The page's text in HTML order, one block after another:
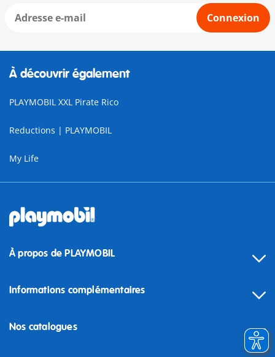
Connexion
À découvrir également
PLAYMOBIL XXL Pirate Rico
Reductions | PLAYMOBIL
My Life
À propos de PLAYMOBIL
Informations complémentaires
Nos catalogues